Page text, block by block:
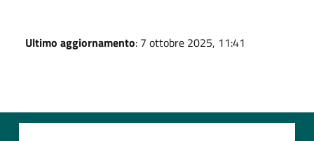
Ultimo aggiornamento: 7 ottobre 2025, 11:41